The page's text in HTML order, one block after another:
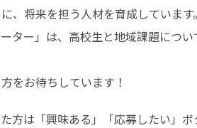
、将来を担う人材を育成しています。
ター」は、高校生と地域課題につ
をお待ちしています！
方は「興味ある」「応募したい」ボ